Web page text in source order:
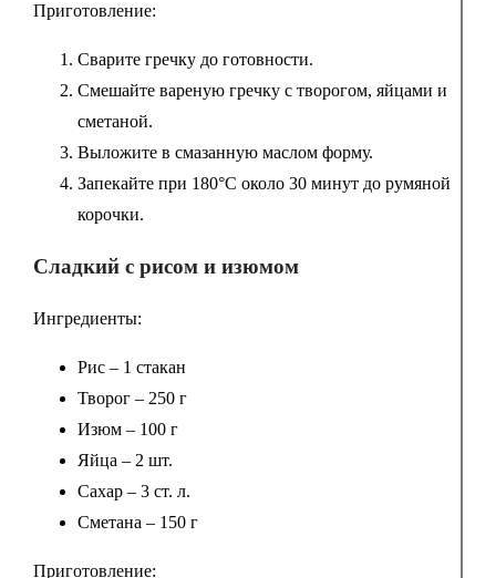
Приготовление:
Сварите гречку до готовности.
Смешайте вареную гречку с творогом, яйцами и
сметаной.
Выложите в смазанную маслом форму.
Запекайте при 180°C около 30 минут до румяной
корочки.
Сладкий с рисом и изюмом
Ингредиенты:
Рис – 1 стакан
Творог – 250 г
Изюм – 100 г
Яйца – 2 шт.
Сахар – 3 ст. л.
Сметана – 150 г
Приготовление: